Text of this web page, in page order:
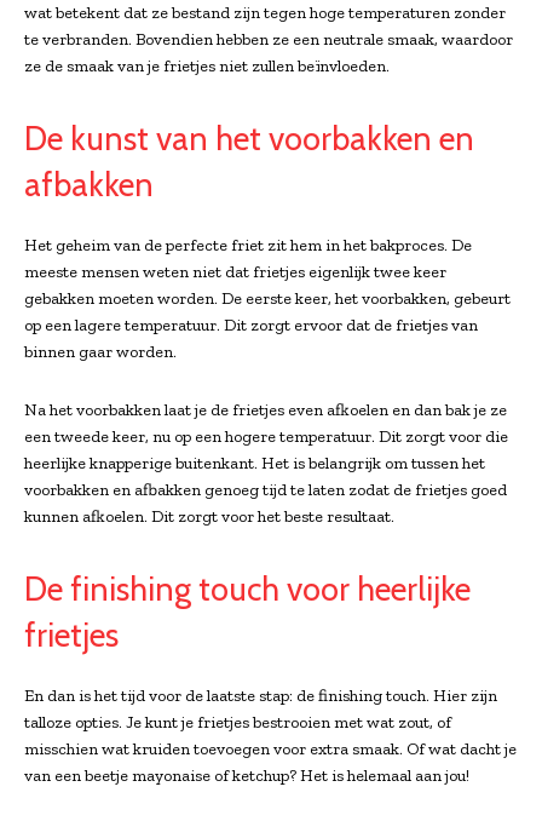
wat betekent dat ze bestand zijn tegen hoge temperaturen zonder
te verbranden. Bovendien hebben ze een neutrale smaak, waardoor
ze de smaak van je frietjes niet zullen beïnvloeden.
De kunst van het voorbakken en
afbakken
Het geheim van de perfecte friet zit hem in het bakproces. De
meeste mensen weten niet dat frietjes eigenlijk twee keer
gebakken moeten worden. De eerste keer, het voorbakken, gebeurt
op een lagere temperatuur. Dit zorgt ervoor dat de frietjes van
binnen gaar worden.
Na het voorbakken laat je de frietjes even afkoelen en dan bak je ze
een tweede keer, nu op een hogere temperatuur. Dit zorgt voor die
heerlijke knapperige buitenkant. Het is belangrijk om tussen het
voorbakken en afbakken genoeg tijd te laten zodat de frietjes goed
kunnen afkoelen. Dit zorgt voor het beste resultaat.
De finishing touch voor heerlijke
frietjes
En dan is het tijd voor de laatste stap: de finishing touch. Hier zijn
talloze opties. Je kunt je frietjes bestrooien met wat zout, of
misschien wat kruiden toevoegen voor extra smaak. Of wat dacht je
van een beetje mayonaise of ketchup? Het is helemaal aan jou!